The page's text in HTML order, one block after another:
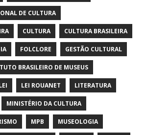
DE CULTURA
CULTURA CULTURA BRASILEIRA
FOLCLORE GESTÃO CULTURAL
BRASILEIRO DE MUSEUS
LEI ROUANET LITERATURA
MINISTÉRIO DA CULTURA
MPB MUSEOLOGIA